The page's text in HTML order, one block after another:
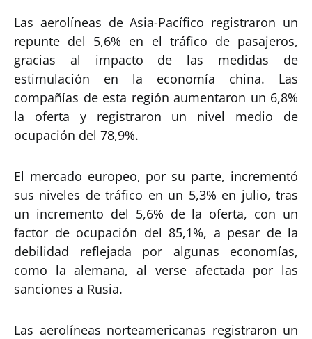
Las aerolíneas de Asia-Pacífico registraron un
repunte del 5,6% en el tráfico de pasajeros,
gracias al impacto de las medidas de
estimulación en la economía china. Las
compañías de esta región aumentaron un 6,8%
la oferta y registraron un nivel medio de
ocupación del 78,9%.
El mercado europeo, por su parte, incrementó
sus niveles de tráfico en un 5,3% en julio, tras
un incremento del 5,6% de la oferta, con un
factor de ocupación del 85,1%, a pesar de la
debilidad reflejada por algunas economías,
como la alemana, al verse afectada por las
sanciones a Rusia.
Las aerolíneas norteamericanas registraron un